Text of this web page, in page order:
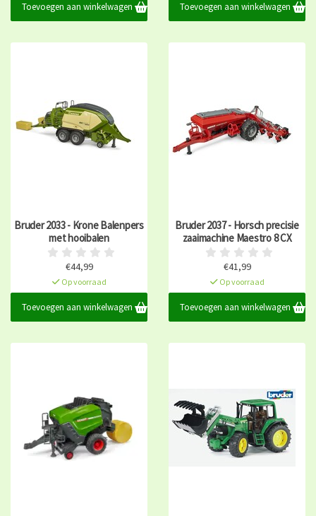
Toevoegen aan winkelwagen Toevoegen aan winkelwagen
Bruder 2033 - Krone Balenpers
met hooibalen
€44,99
Op voorraad
Toevoegen aan winkelwagen
Bruder 2037 - Horsch precisie
zaaimachine Maestro 8 CX
€41,99
Op voorraad
Toevoegen aan winkelwagen